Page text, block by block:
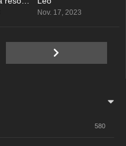
5.2
Nov. 17, 2023
580